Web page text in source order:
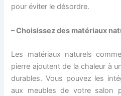
pour éviter le désordre.
– Choisissez des matériaux
Les matériaux naturels
pierre ajoutent de la chaleur à
durables. Vous pouvez les
aux meubles de votre salon